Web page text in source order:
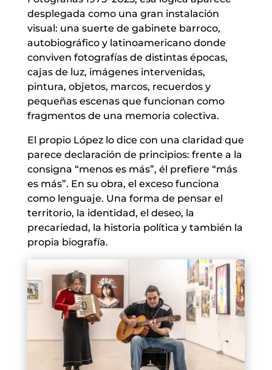
desplegada como una gran instalación
visual: una suerte de gabinete barroco,
autobiográfico y latinoamericano donde
conviven fotografías de distintas épocas,
cajas de luz, imágenes intervenidas,
pintura, objetos, marcos, recuerdos y
pequeñas escenas que funcionan como
fragmentos de una memoria colectiva.
El propio López lo dice con una claridad que
parece declaración de principios: frente a la
consigna “menos es más”, él prefiere “más
es más”. En su obra, el exceso funciona
como lenguaje. Una forma de pensar el
territorio, la identidad, el deseo, la
precariedad, la historia política y también la
propia biografía.